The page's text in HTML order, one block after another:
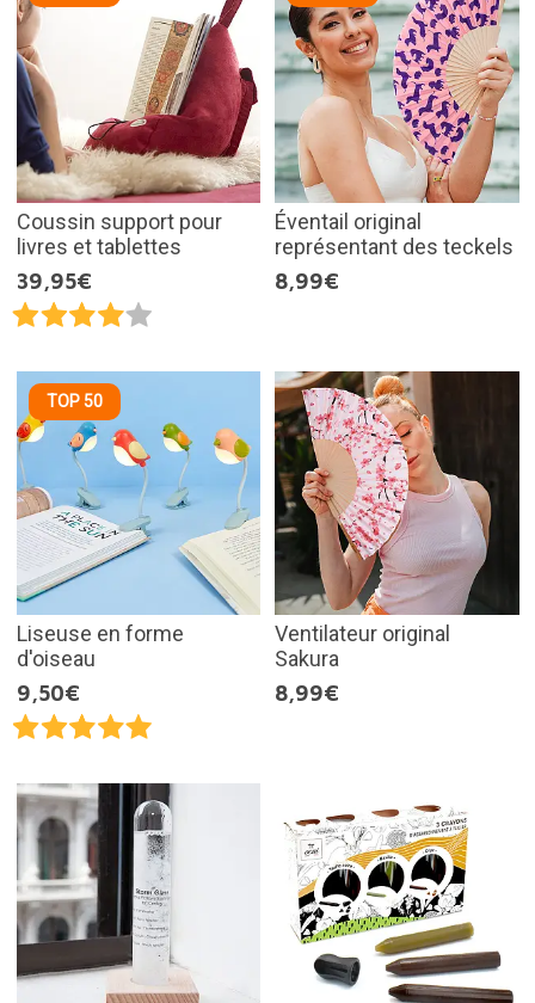
Coussin support pour
livres et tablettes
39,95€
Éventail original
représentant des teckels
8,99€
TOP 50
Liseuse en forme
d'oiseau
9,50€
Ventilateur original
Sakura
8,99€